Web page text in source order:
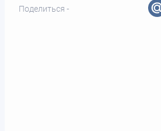
Поделиться -